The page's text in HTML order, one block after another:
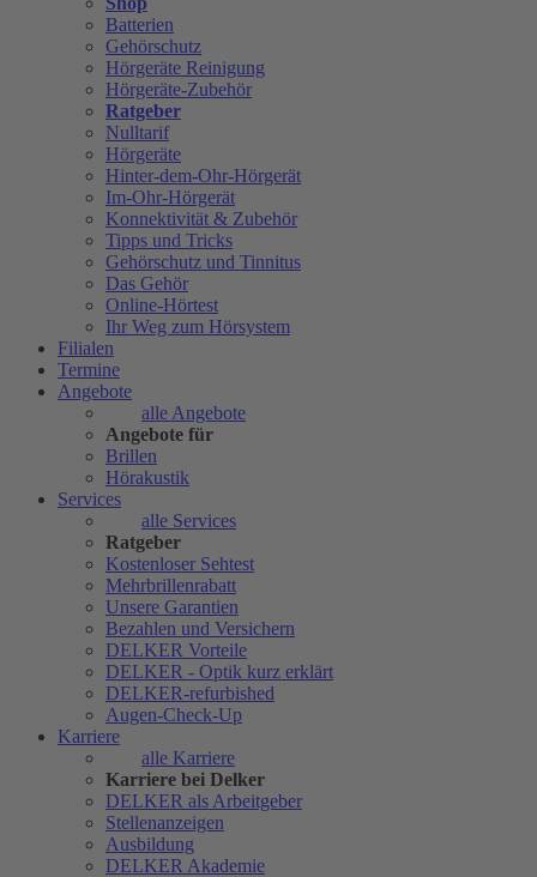
Batterien
Gehörschutz
Hörgeräte Reinigung
Hörgeräte-Zubehör
Ratgeber
Nulltarif
Hörgeräte
Hinter-dem-Ohr-Hörgerät
Im-Ohr-Hörgerät
Konnektivität & Zubehör
Tipps und Tricks
Gehörschutz und Tinnitus
Das Gehör
Online-Hörtest
Ihr Weg zum Hörsystem
Filialen
Termine
Angebote
alle Angebote
Angebote für
Brillen
Hörakustik
Services
alle Services
Ratgeber
Kostenloser Sehtest
Mehrbrillenrabatt
Unsere Garantien
Bezahlen und Versichern
DELKER Vorteile
DELKER - Optik kurz erklärt
DELKER-refurbished
Augen-Check-Up
Karriere
alle Karriere
Karriere bei Delker
DELKER als Arbeitgeber
Stellenanzeigen
Ausbildung
DELKER Akademie